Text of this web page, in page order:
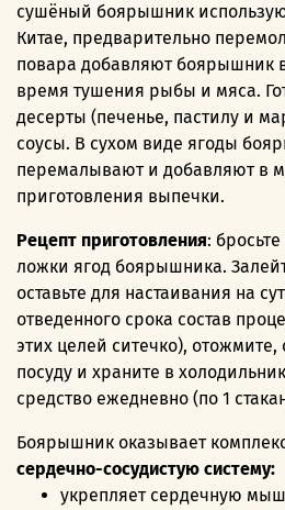
сушёный боярышник
Китае, предварительно
повара добавляют боярышник
время тушения рыбы и мяса.
десерты (печенье, пастилу и
соусы. В сухом виде ягоды
перемалывают и добавляют в
приготовления выпечки.
Рецепт приготовления:
ложки ягод боярышника.
оставьте для настаивания на
отведенного срока состав
этих целей ситечко), отожмите,
посуду и храните в
средство ежедневно (по 1
Боярышник оказывает
сердечно-сосудистую систему:
укрепляет сердечную